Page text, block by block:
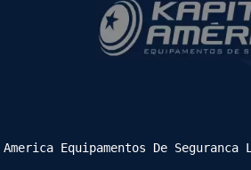
Equipamentos De Seguranca